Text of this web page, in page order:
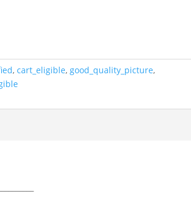
,cart_eligible,good_quality_picture,